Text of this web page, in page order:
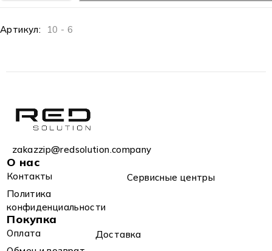
Артикул: 10 - 6
zakazzip@redsolution.company
О нас
Контакты
Сервисные центры
Политика
конфиденциальности
Покупка
Оплата
Доставка